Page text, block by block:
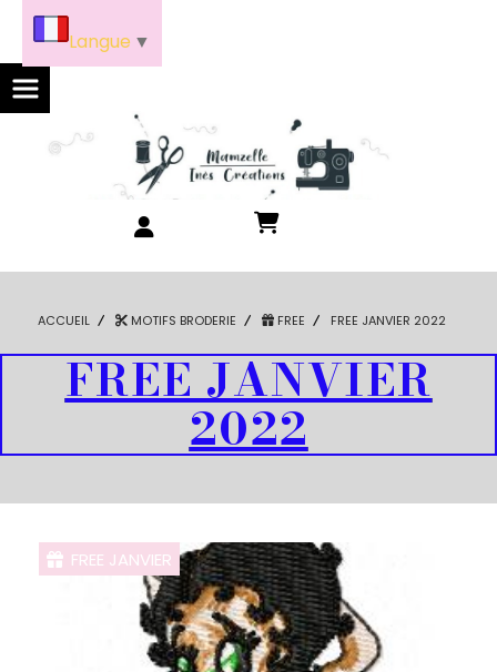
ACCUEIL MOTIFS BRODERIE FREE FREE JANVIER 2022
FREE JANVIER
2022
FREE JANVIER
Langue ▼